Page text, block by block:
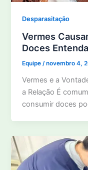
Desparasitação
Vermes
Doces
Equipe/novembro 4,
Vermes e a
a Relação É
consumir doces